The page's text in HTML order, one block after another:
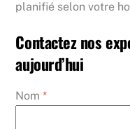
planifié selon votre
Contactez nos
aujourd’hui
Nom*